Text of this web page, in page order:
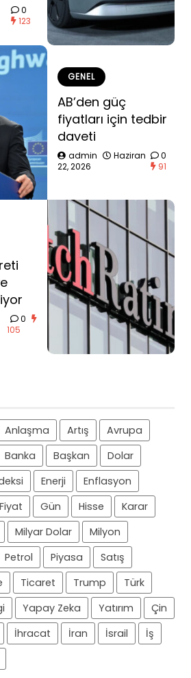
0
123
GENEL
AB’den güç
fiyatları için tedbir
daveti
admin
Haziran
22, 2026
0
91
0
105
Anlaşma Artış
Avrupa
Banka Başkan
Dolar
Enerji
Enflasyon
Fiyat Gün Hisse
Karar
Milyar Dolar
Milyon
Petrol Piyasa
Satış
Ticaret Trump
Türk
Yapay Zeka Yatırım
Çin
İhracat İran İsrail
İş